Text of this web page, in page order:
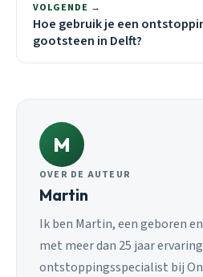
VOLGENDE →
Hoe gebruik je een
gootsteen in Delft?
M
OVER DE AUTEUR
Martin
Ik ben Martin, een geboren
met meer dan 25 jaar
ontstoppingsspecialist bij